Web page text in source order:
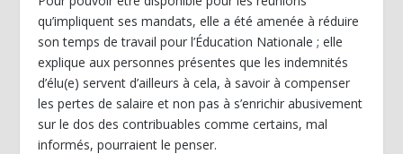
qu’impliquent ses mandats, elle a été amenée à réduire
son temps de travail pour l’Éducation Nationale ; elle
explique aux personnes présentes que les indemnités
d’élu(e) servent d’ailleurs à cela, à savoir à compenser
les pertes de salaire et non pas à s’enrichir abusivement
sur le dos des contribuables comme certains, mal
informés, pourraient le penser.